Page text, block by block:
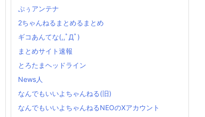
ぷぅアンテナ
2ちゃんねるまとめるまとめ
ギコあんてな(,,ﾟДﾟ)
まとめサイト速報
とろたまヘッドライン
News人
なんでもいいよちゃんねる(旧)
なんでもいいよちゃんねるNEOのXアカウント